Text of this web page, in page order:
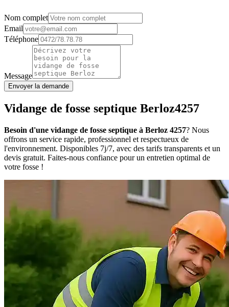
Nom complet
Email
Téléphone
Message
Envoyer la demande
Vidange de fosse septique Berloz4257
Besoin d'une vidange de fosse septique à Berloz 4257? Nous
offrons un service rapide, professionnel et respectueux de
l'environnement. Disponibles 7j/7, avec des tarifs transparents et un
devis gratuit. Faites-nous confiance pour un entretien optimal de
votre fosse !